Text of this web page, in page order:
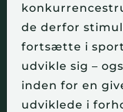
de derfor
fortsætte i
udvikle sig –
inden for en
udviklede i